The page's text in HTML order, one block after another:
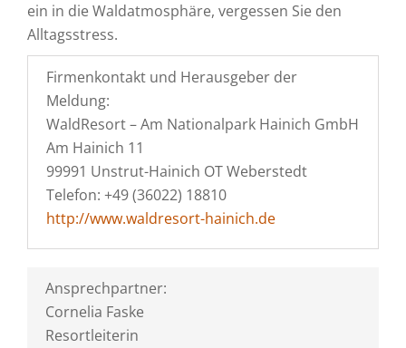
ein in die Waldatmosphäre, vergessen Sie den
Alltagsstress.
Firmenkontakt und Herausgeber der
Meldung:
WaldResort – Am Nationalpark Hainich GmbH
Am Hainich 11
99991 Unstrut-Hainich OT Weberstedt
Telefon: +49 (36022) 18810
http://www.waldresort-hainich.de
Ansprechpartner:
Cornelia Faske
Resortleiterin